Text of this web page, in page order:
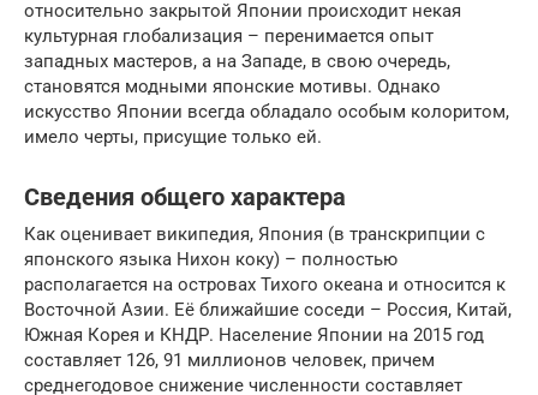
относительно закрытой Японии происходит некая
культурная глобализация – перенимается опыт
западных мастеров, а на Западе, в свою очередь,
становятся модными японские мотивы. Однако
искусство Японии всегда обладало особым колоритом,
имело черты, присущие только ей.
Сведения общего характера
Как оценивает википедия, Япония (в транскрипции с
японского языка Нихон коку) – полностью
располагается на островах Тихого океана и относится к
Восточной Азии. Её ближайшие соседи – Россия, Китай,
Южная Корея и КНДР. Население Японии на 2015 год
составляет 126, 91 миллионов человек, причем
среднегодовое снижение численности составляет